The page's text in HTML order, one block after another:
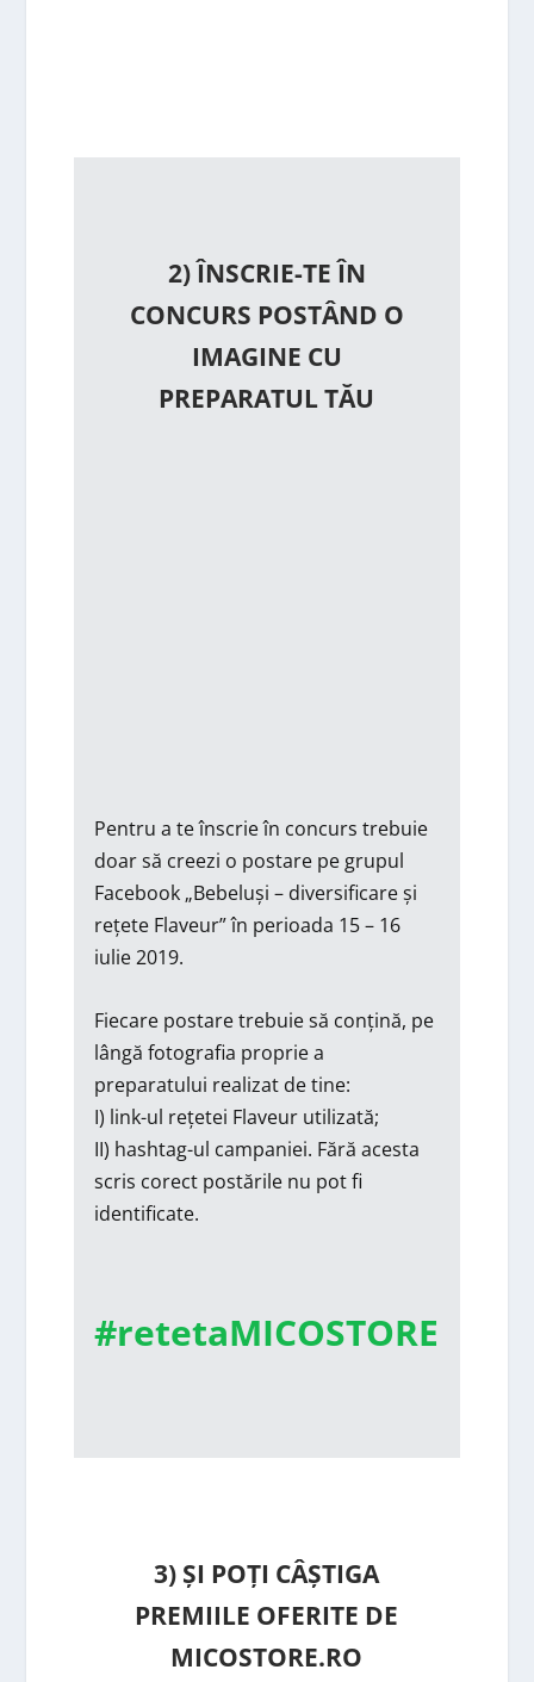
2) ÎNSCRIE-TE ÎN
CONCURS POSTÂND O
IMAGINE CU
PREPARATUL TĂU
Pentru a te înscrie în concurs trebuie
doar să creezi o postare pe grupul
Facebook „Bebeluși – diversificare și
rețete Flaveur” în perioada 15 – 16
iulie 2019.
Fiecare postare trebuie să conțină, pe
lângă fotografia proprie a
preparatului realizat de tine:
I) link-ul rețetei Flaveur utilizată;
II) hashtag-ul campaniei. Fără acesta
scris corect postările nu pot fi
identificate.
#retetaMICOSTORE
3) ȘI POȚI CÂȘTIGA
PREMIILE OFERITE DE
MICOSTORE.RO